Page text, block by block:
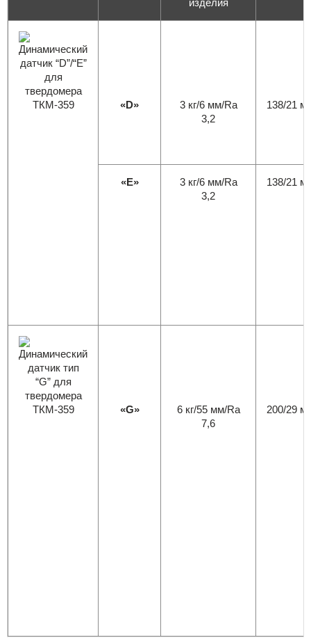
изделия
«D»
3 кг/6 мм/Ra
3,2
138/21
«E»
3 кг/6 мм/Ra
3,2
138/21
«G»
6 кг/55 мм/Ra
7,6
200/29